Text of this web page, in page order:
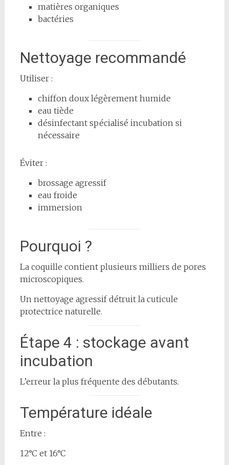
matières organiques
bactéries
Nettoyage recommandé
Utiliser :
chiffon doux légèrement humide
eau tiède
désinfectant spécialisé incubation si
nécessaire
Éviter :
brossage agressif
eau froide
immersion
Pourquoi ?
La coquille contient plusieurs milliers de pores
microscopiques.
Un nettoyage agressif détruit la cuticule
protectrice naturelle.
Étape 4 : stockage avant
incubation
L’erreur la plus fréquente des débutants.
Température idéale
Entre :
12°C et 16°C